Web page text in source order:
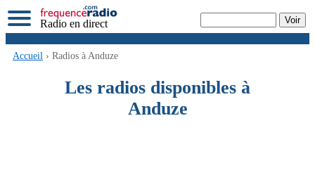
Radio en direct
Accueil › Radios à Anduze
Les radios disponibles à
Anduze